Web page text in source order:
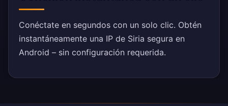
Conéctate en segundos con un solo clic. Obtén
instantáneamente una IP de Siria segura en
Android – sin configuración requerida.